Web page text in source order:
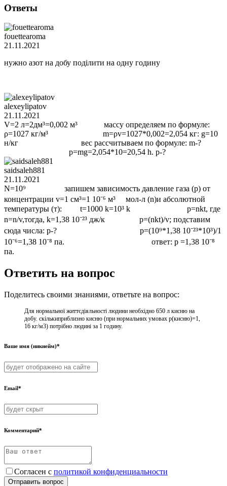
Ответы
fouettearoma
21.11.2021
нужно азот на добу поділити на одну годину
alexeylipatov
21.11.2021
V=2 л=2дм³=0,002 м³ массу определяем по формуле:
ρ=1027 кг/м³ m=ρv=1027*0,002=2,054 кг: g=10
н/кг вес рассчитываем по формуле: m-?
p=mg=2,054*10=20,54 h. p-?
saidsaleh881
21.11.2021
N=10⁹ запишем зависимость давление газа (р) от
концентрации v=1 см³=1 10⁻⁶ м³ мол-л (n)и абсолютной
температуры (т): t=1000 k=10³ k p=nkt, где
n=n/v,тогда, k=1,38 10⁻²³ дж/к p=(nkt)/v; подставим
сюда числа: p-? p=(10⁹*1,38 10⁻²³*10³)/1
10⁻⁶=1,38 10⁻⁸ па. ответ: p =1,38 10⁻⁸
па.
Ответить на вопрос
Поделитесь своими знаниями, ответьте на вопрос:
Для нормальної життєдіяльності людини необхідно 650 л кисню на
добу. скількиприблизно кисню (при нормальних умовах р(кисню)=1,
16 кг/м3) потрібно людині за 1 годину.
Ваше имя (никнейм)*
Email*
Комментарий*
Согласен с политикой конфиденциальности
Отправить вопрос